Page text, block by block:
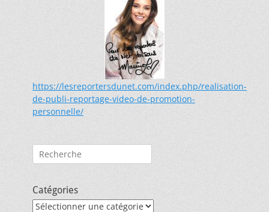
https://lesreportersdunet.com/index.php/realisation-
de-publi-reportage-video-de-promotion-
personnelle/
Rechercher :
Catégories
Catégories